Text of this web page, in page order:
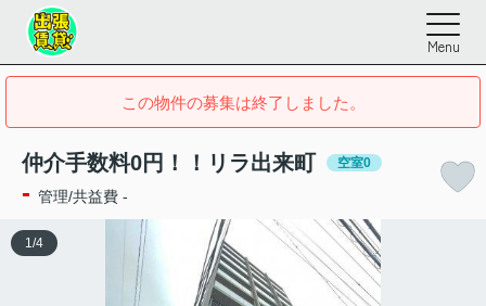
Menu
この物件の募集は終了しました。
仲介手数料0円！！リラ出来町 空室0
- 管理/共益費 -
1 /4